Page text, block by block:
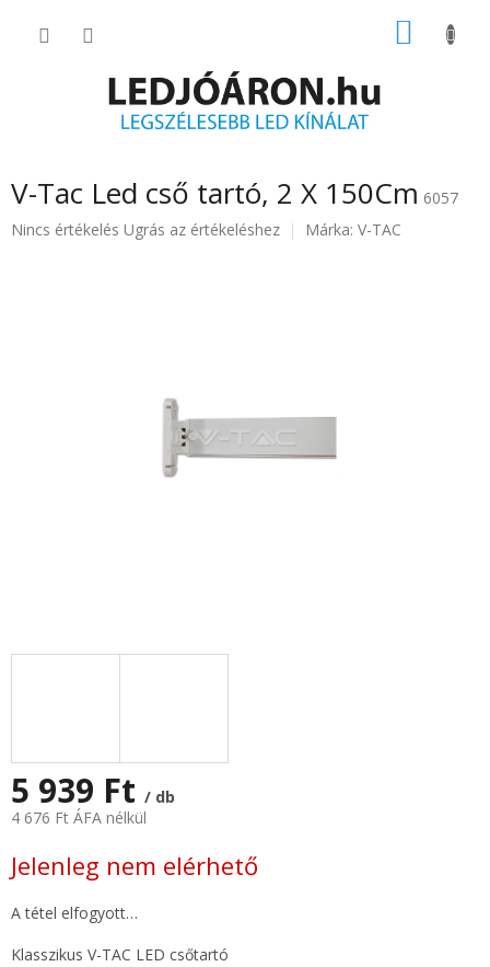
KOSÁR
V-Tac Led cső tartó, 2 X 150Cm 6057
A
Nincs értékelés Ugrás az értékeléshez Márka: V-TAC
5 939 Ft / db
4 676 Ft ÁFA nélkül
Jelenleg nem elérhető
A tétel elfogyott…
Klasszikus V-TAC LED csőtartó